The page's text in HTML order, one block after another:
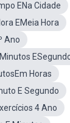
ENa Cidade
EMeia Hora
Ano
Horas
E Segundo
4 Ano